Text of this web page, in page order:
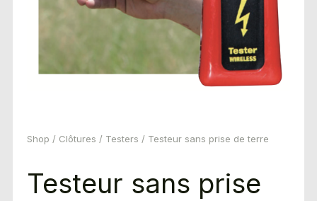
Shop / Clôtures / Testers / Testeur sans prise de terre
Testeur sans prise